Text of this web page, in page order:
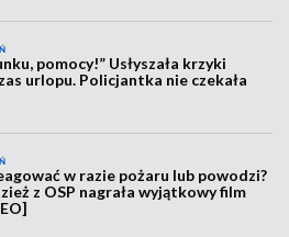
pomocy!” Usłyszała krzyki
urlopu. Policjantka nie czekała
w razie pożaru lub powodzi?
z OSP nagrała wyjątkowy film